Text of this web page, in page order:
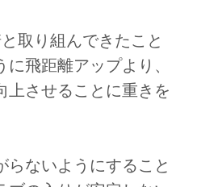
取り組んできたこと
飛距離アップより、
上させることに重きを
らないようにすること